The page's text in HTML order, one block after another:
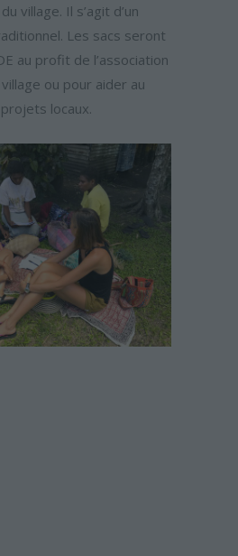
village. Il s’agit d’un
Les sacs seront
au profit de l’association
ou pour aider au
locaux.